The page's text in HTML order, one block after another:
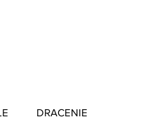
DRACENIE